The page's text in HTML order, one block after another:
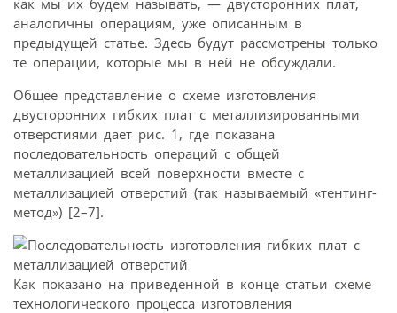
как мы их будем называть, — двусторонних плат,
аналогичны операциям, уже описанным в
предыдущей статье. Здесь будут рассмотрены только
те операции, которые мы в ней не обсуждали.
Общее представление о схеме изготовления
двусторонних гибких плат с металлизированными
отверстиями дает рис. 1, где показана
последовательность операций с общей
металлизацией всей поверхности вместе с
металлизацией отверстий (так называемый «тентинг-
метод») [2–7].
Как показано на приведенной в конце статьи схеме
технологического процесса изготовления